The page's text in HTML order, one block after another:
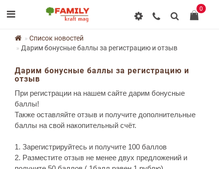
0
Список новостей
Дарим бонусные баллы за регистрацию и отзыв
Дарим бонусные баллы за регистрацию и
отзыв
При регистрации на нашем сайте дарим бонусные
баллы!
Также оставляйте отзыв и получите дополнительные
баллы на свой накопительный счёт.
1. Зарегистрируйтесь и получите 100 баллов
2. Разместите отзыв не менее двух предложений и